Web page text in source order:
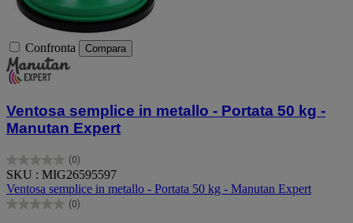
Confronta Compara
Ventosa semplice in metallo - Portata 50 kg -
Manutan Expert
(0)
0.0
su
5
stelle.
SKU : MIG26595597
Ventosa semplice in metallo - Portata 50 kg - Manutan Expert
(0)
0.0